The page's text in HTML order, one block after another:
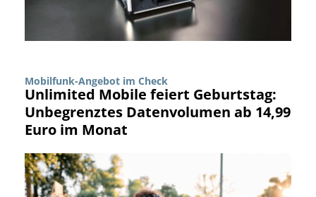
Mobilfunk-Angebot im Check
Unlimited Mobile feiert Geburtstag:
Unbegrenztes Datenvolumen ab 14,99
Euro im Monat